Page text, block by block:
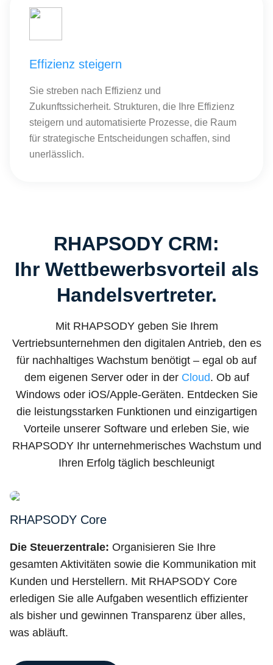
Effizienz steigern
Sie streben nach Effizienz und
Zukunftssicherheit. Strukturen, die Ihre Effizienz
steigern und automatisierte Prozesse, die Raum
für strategische Entscheidungen schaffen, sind
unerlässlich.
RHAPSODY CRM:
Ihr Wettbewerbsvorteil als
Handelsvertreter.
Mit RHAPSODY geben Sie Ihrem
Vertriebsunternehmen den digitalen Antrieb, den es
für nachhaltiges Wachstum benötigt – egal ob auf
dem eigenen Server oder in der Cloud. Ob auf
Windows oder iOS/Apple-Geräten. Entdecken Sie
die leistungsstarken Funktionen und einzigartigen
Vorteile unserer Software und erleben Sie, wie
RHAPSODY Ihr unternehmerisches Wachstum und
Ihren Erfolg täglich beschleunigt
RHAPSODY Core
Die Steuerzentrale: Organisieren Sie Ihre
gesamten Aktivitäten sowie die Kommunikation mit
Kunden und Herstellern. Mit RHAPSODY Core
erledigen Sie alle Aufgaben wesentlich effizienter
als bisher und gewinnen Transparenz über alles,
was abläuft.